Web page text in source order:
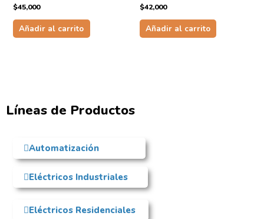
$45,000
Añadir al carrito
$42,000
Añadir al carrito
Líneas de Productos
Automatización
Eléctricos Industriales
Eléctricos Residenciales